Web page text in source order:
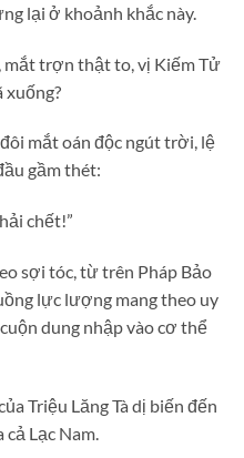
lại ở khoảnh khắc này.
mắt trợn thật to, vị Kiếm Tử
xuống?
mắt oán độc ngút trời, lệ
gầm thét:
chết!”
sợi tóc, từ trên Pháp Bảo
lực lượng mang theo uy
dung nhập vào cơ thể
Triệu Lăng Tà dị biến đến
Lạc Nam.